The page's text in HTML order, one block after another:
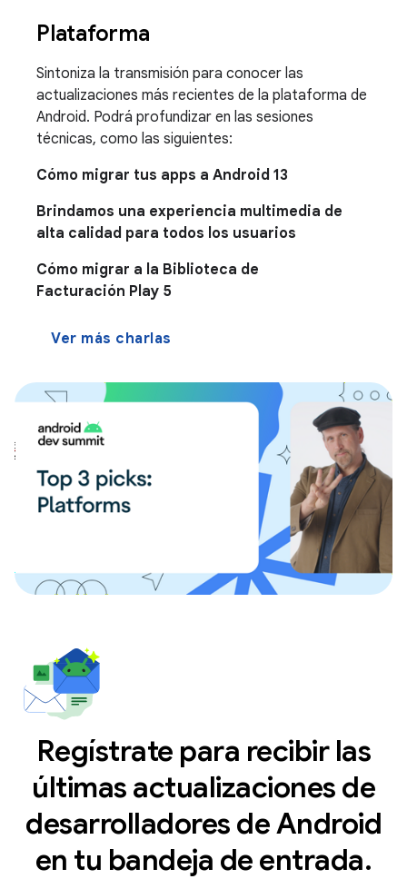
Plataforma
Sintoniza la transmisión para conocer las
actualizaciones más recientes de la plataforma de
Android. Podrá profundizar en las sesiones
técnicas, como las siguientes:
Cómo migrar tus apps a Android 13
Brindamos una experiencia multimedia de
alta calidad para todos los usuarios
Cómo migrar a la Biblioteca de
Facturación Play 5
Ver más charlas
Regístrate para recibir las
últimas actualizaciones de
desarrolladores de Android
en tu bandeja de entrada.